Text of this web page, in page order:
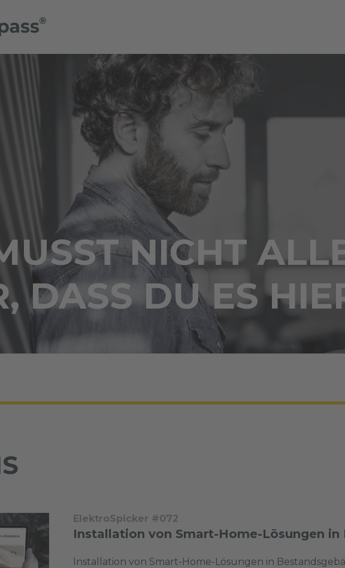
NICHT
DASS DU ES
ElektroSpicker #072
Installation von Smart-Home-Lösungen in
Installation von Smart-Home-Lösungen in